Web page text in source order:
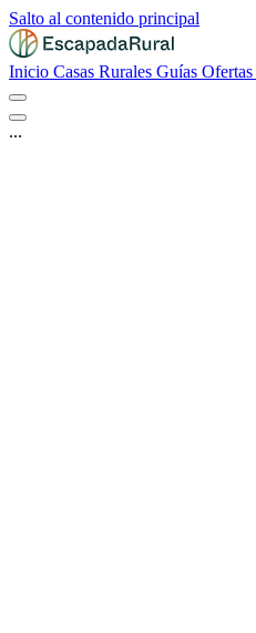
Salto al contenido principal
Inicio Casas Rurales Guías Ofertas
...